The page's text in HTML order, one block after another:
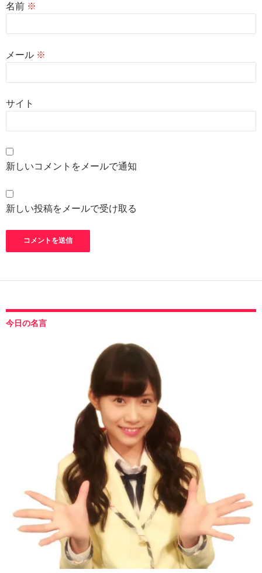
名前 ※
メール ※
サイト
新しいコメントをメールで通知
新しい投稿をメールで受け取る
今日の名言